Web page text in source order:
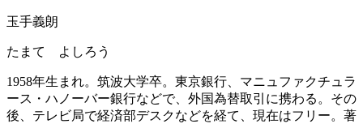
玉手義朗
たまて よしろう
1958年生まれ。筑波大学卒。東京銀行、マニュファクチュラ
ース・ハノーバー銀行などで、外国為替取引に携わる。その
後、テレビ局で経済部デスクなどを経て、現在はフリー。著